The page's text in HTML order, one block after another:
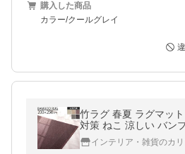
購入した商品
カラー/クールグレイ
竹ラグ 春夏 ラグマッ
対策 ねこ 涼しい バン
め センターラグ おし
ト インテリア・雑貨のカ